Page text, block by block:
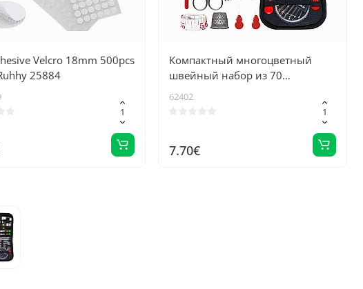
Velcro 18mm 500pcs
25884
Компактный многоцветный
швейный набор из 70
62402
7.70€